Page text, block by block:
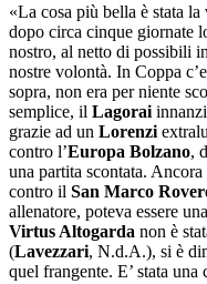
«La cosa più bella è stata
dopo circa cinque giornate
nostro, al netto di possibili
nostre volontà. In Coppa
sopra, non era per niente
semplice, il Lagorai
grazie ad un Lorenzi
contro l’Europa Bolzano,
una partita scontata.
contro il San Marco
allenatore, poteva essere
Virtus Altogarda non è
(Lavezzari, N.d.A.), si è
quel frangente. E’ stata